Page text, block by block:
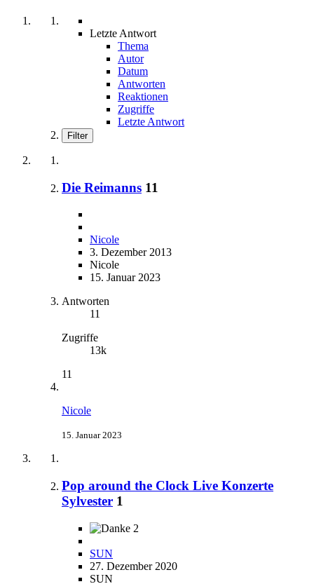
Letzte Antwort
Thema
Autor
Datum
Antworten
Reaktionen
Zugriffe
Letzte Antwort
Filter
Die Reimanns 11
Nicole
3. Dezember 2013
Nicole
15. Januar 2023
Antworten
11
Zugriffe
13k
11
Nicole
15. Januar 2023
Pop around the Clock Live Konzerte
Sylvester 1
2
SUN
27. Dezember 2020
SUN